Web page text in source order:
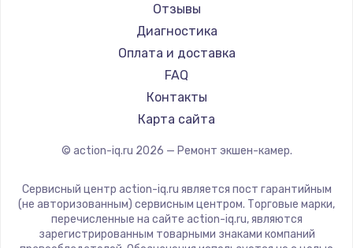
Отзывы
Диагностика
Оплата и доставка
FAQ
Контакты
Карта сайта
© action-iq.ru 2026 — Ремонт экшен-камер.
Сервисный центр action-iq.ru является пост гарантийным
(не авторизованным) сервисным центром. Торговые марки,
перечисленные на сайте action-iq.ru, являются
зарегистрированным товарными знаками компаний